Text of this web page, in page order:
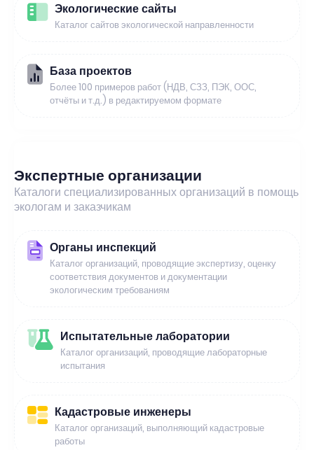
Экологические сайты
Каталог сайтов экологической направленности
База проектов
Более 100 примеров работ (НДВ, СЗЗ, ПЭК, ООС,
отчёты и т.д.) в редактируемом формате
Экспертные организации
Каталоги специализированных организаций в помощь
экологам и заказчикам
Органы инспекций
Каталог организаций, проводящие экспертизу, оценку
соответствия документов и документации
экологическим требованиям
Испытательные лаборатории
Каталог организаций, проводящие лабораторные
испытания
Кадастровые инженеры
Каталог организаций, выполняющий кадастровые
работы